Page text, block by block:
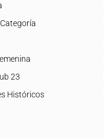
23
Históricos